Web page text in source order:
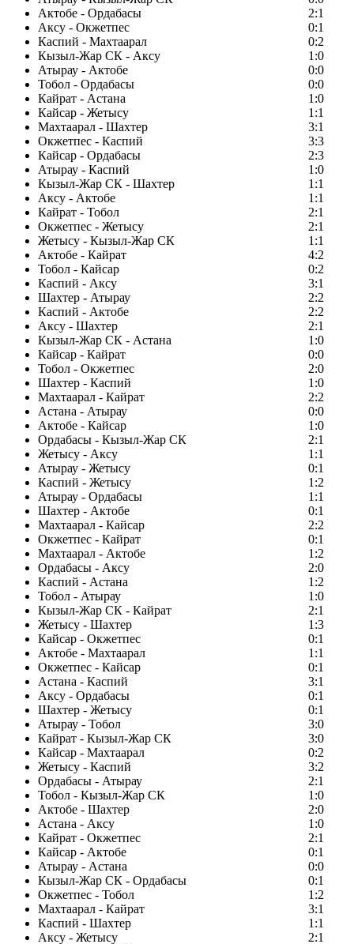
Актобе - Ордабасы
2:1
Аксу - Окжетпес
0:1
Каспий - Махтаарал
0:2
Кызыл-Жар СК - Аксу
1:0
Атырау - Актобе
0:0
Тобол - Ордабасы
0:0
Кайрат - Астана
1:0
Кайсар - Жетысу
1:1
Махтаарал - Шахтер
3:1
Окжетпес - Каспий
3:3
Кайсар - Ордабасы
2:3
Атырау - Каспий
1:0
Кызыл-Жар СК - Шахтер
1:1
Аксу - Актобе
1:1
Кайрат - Тобол
2:1
Окжетпес - Жетысу
2:1
Жетысу - Кызыл-Жар СК
1:1
Актобе - Кайрат
4:2
Тобол - Кайсар
0:2
Каспий - Аксу
3:1
Шахтер - Атырау
2:2
Каспий - Актобе
2:2
Аксу - Шахтер
2:1
Кызыл-Жар СК - Астана
1:0
Кайсар - Кайрат
0:0
Тобол - Окжетпес
2:0
Шахтер - Каспий
1:0
Махтаарал - Кайрат
2:2
Астана - Атырау
0:0
Актобе - Кайсар
1:0
Ордабасы - Кызыл-Жар СК
2:1
Жетысу - Аксу
1:1
Атырау - Жетысу
0:1
Каспий - Жетысу
1:2
Атырау - Ордабасы
1:1
Шахтер - Актобе
0:1
Махтаарал - Кайсар
2:2
Окжетпес - Кайрат
0:1
Махтаарал - Актобе
1:2
Ордабасы - Аксу
2:0
Каспий - Астана
1:2
Тобол - Атырау
1:0
Кызыл-Жар СК - Кайрат
2:1
Жетысу - Шахтер
1:3
Кайсар - Окжетпес
0:1
Актобе - Махтаарал
1:1
Окжетпес - Кайсар
0:1
Астана - Каспий
3:1
Аксу - Ордабасы
0:1
Шахтер - Жетысу
0:1
Атырау - Тобол
3:0
Кайрат - Кызыл-Жар СК
3:0
Кайсар - Махтаарал
0:2
Жетысу - Каспий
3:2
Ордабасы - Атырау
2:1
Тобол - Кызыл-Жар СК
1:0
Актобе - Шахтер
2:0
Астана - Аксу
1:0
Кайрат - Окжетпес
2:1
Кайсар - Актобе
0:1
Атырау - Астана
0:0
Кызыл-Жар СК - Ордабасы
0:1
Окжетпес - Тобол
1:2
Махтаарал - Кайрат
3:1
Каспий - Шахтер
1:1
Аксу - Жетысу
2:1